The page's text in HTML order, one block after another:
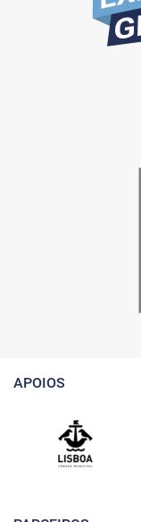
APOIOS